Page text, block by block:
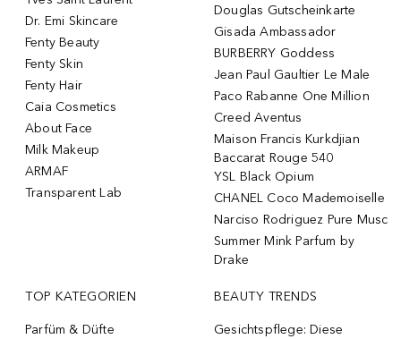
Dr. Emi Skincare
Fenty Beauty
Fenty Skin
Fenty Hair
Caia Cosmetics
About Face
Milk Makeup
ARMAF
Transparent Lab
Douglas Gutscheinkarte
Gisada Ambassador
BURBERRY Goddess
Jean Paul Gaultier Le Male
Paco Rabanne One Million
Creed Aventus
Maison Francis Kurkdjian
Baccarat Rouge 540
YSL Black Opium
CHANEL Coco Mademoiselle
Narciso Rodriguez Pure Musc
Summer Mink Parfum by
Drake
TOP KATEGORIEN
Parfüm & Düfte
BEAUTY TRENDS
Gesichtspflege: Diese